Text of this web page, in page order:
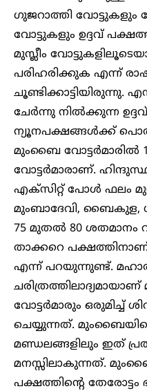
ഗുജറാത്തി വോട്ടുകളും
വോട്ടുകളും ഉദ്ദവ്
മുസ്ലീം
പരിഹരിക്കുക എന്ന്
ചൂണ്ടിക്കാട്ടിയിരുന്നു.
ചേർന്നു നിൽക്കുന്ന
ന്യൂനപക്ഷങ്ങൾക്ക്
മുംബൈ വോട്ടർമാരിൽ
വോട്ടർമാരാണ്.
എക്സിറ്റ് പോൾ ഫലം
മുംബാദേവി, ബൈകുള,
75 മുതൽ 80 ശതമാനം
താക്കറെ
എന്ന് പറയുന്നുണ്ട്.
ചരിത്രത്തിലാദ്യമായാണ്
വോട്ടർമാരും ഒരുമിച്ച്
ചെയ്യുന്നത്.
മണ്ഡലങ്ങളിലും ഇത്
മനസ്സിലാകുന്നത്.
പക്ഷത്തിന്റെ